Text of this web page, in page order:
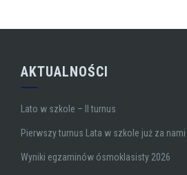
AKTUALNOŚCI
Lato w szkole – II turnus
Pierwszy turnus Lata w szkole już za nami
Wyniki egzaminów ósmoklasisty 2026